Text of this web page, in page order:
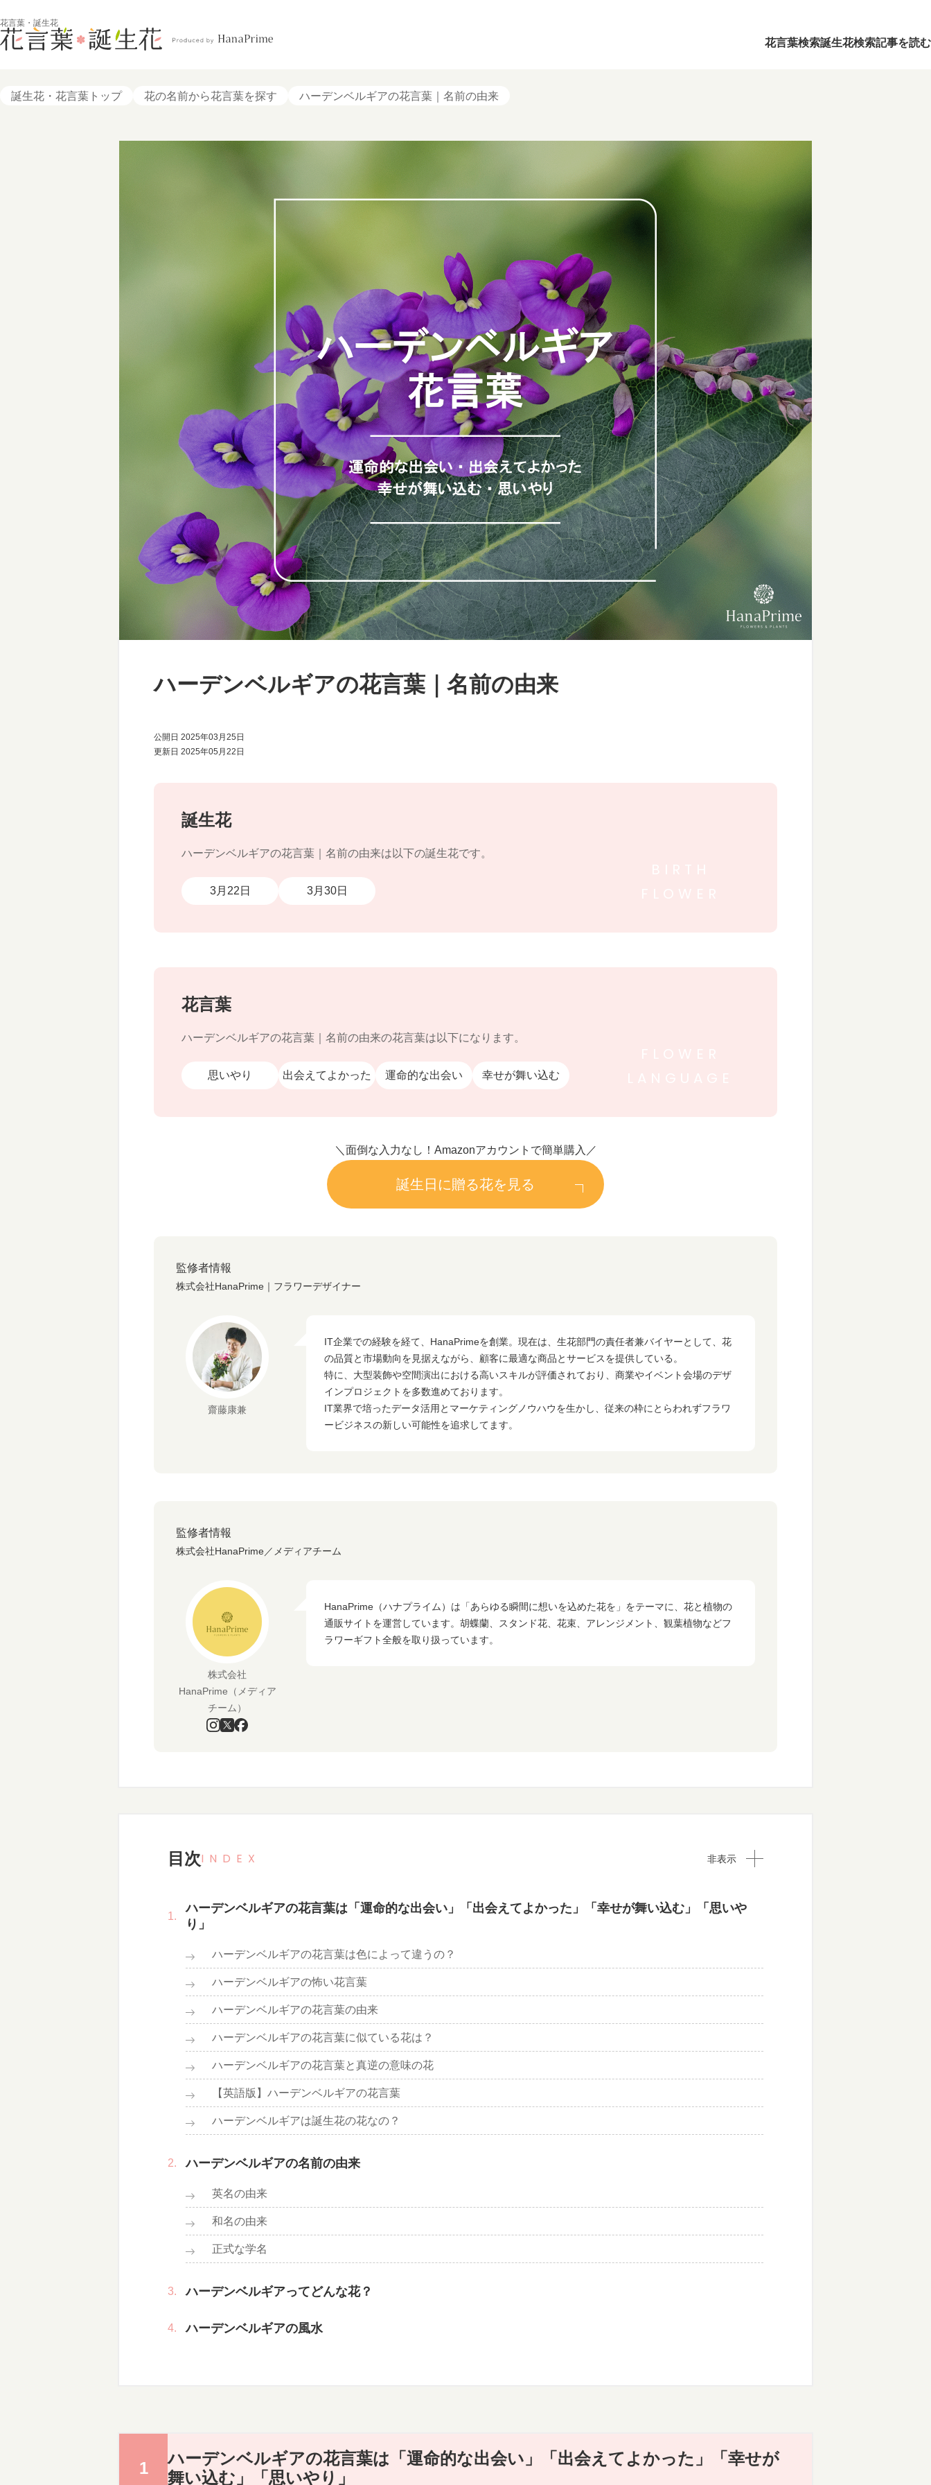
花言葉・誕生花
花言葉検索誕生花検索記事を読む
誕生花・花言葉トップ 花の名前から花言葉を探す ハーデンベルギアの花言葉｜名前の由来
ハーデンベルギアの花言葉｜名前の由来
公開日 2025年03月25日
更新日 2025年05月22日
誕生花
ハーデンベルギアの花言葉｜名前の由来は以下の誕生花です。
3月22日 3月30日
花言葉
ハーデンベルギアの花言葉｜名前の由来の花言葉は以下になります。
思いやり 出会えてよかった 運命的な出会い 幸せが舞い込む
＼面倒な入力なし！Amazonアカウントで簡単購入／
誕生日に贈る花を見る
監修者情報
株式会社HanaPrime｜フラワーデザイナー
齋藤康兼
IT企業での経験を経て、HanaPrimeを創業。現在は、生花部門の責任者兼バイヤーとして、花
の品質と市場動向を見据えながら、顧客に最適な商品とサービスを提供している。
特に、大型装飾や空間演出における高いスキルが評価されており、商業やイベント会場のデザ
インプロジェクトを多数進めております。
IT業界で培ったデータ活用とマーケティングノウハウを生かし、従来の枠にとらわれずフラワ
ービジネスの新しい可能性を追求してます。
監修者情報
株式会社HanaPrime／メディアチーム
株式会社
HanaPrime（メディア
チーム）
HanaPrime（ハナプライム）は「あらゆる瞬間に想いを込めた花を」をテーマに、花と植物の
通販サイトを運営しています。胡蝶蘭、スタンド花、花束、アレンジメント、観葉植物などフ
ラワーギフト全般を取り扱っています。
目次INDEX 非表示
ハーデンベルギアの花言葉は「運命的な出会い」「出会えてよかった」「幸せが舞い込む」「思いや
り」
ハーデンベルギアの花言葉は色によって違うの？
ハーデンベルギアの怖い花言葉
ハーデンベルギアの花言葉の由来
ハーデンベルギアの花言葉に似ている花は？
ハーデンベルギアの花言葉と真逆の意味の花
【英語版】ハーデンベルギアの花言葉
ハーデンベルギアは誕生花の花なの？
ハーデンベルギアの名前の由来
英名の由来
和名の由来
正式な学名
ハーデンベルギアってどんな花？
ハーデンベルギアの風水
ハーデンベルギアの花言葉は「運命的な出会い」「出会えてよかった」「幸せが
舞い込む」「思いやり」